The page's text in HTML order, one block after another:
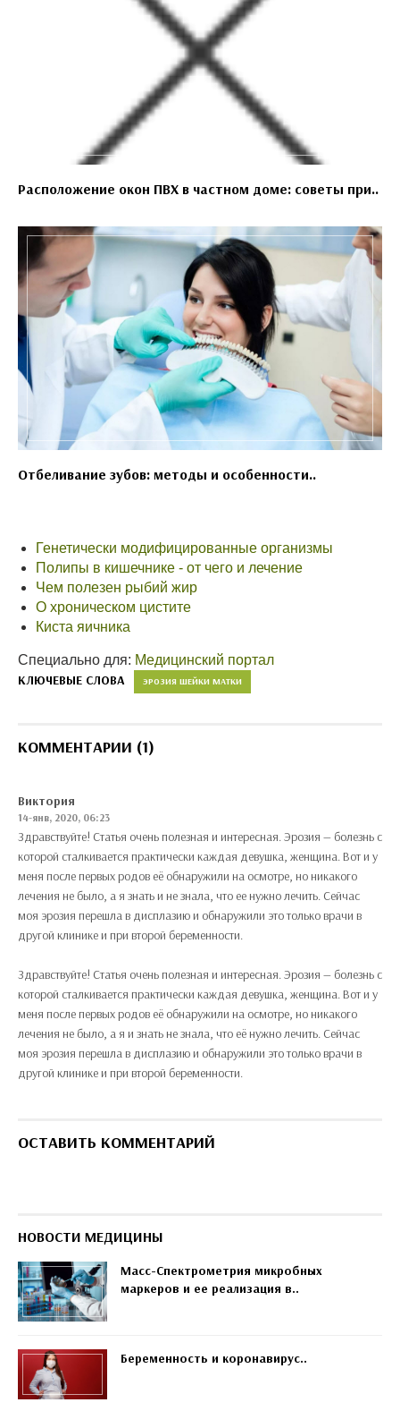
Расположение окон ПВХ в частном доме: советы при..
Отбеливание зубов: методы и особенности..
Генетически модифицированные организмы
Полипы в кишечнике - от чего и лечение
Чем полезен рыбий жир
О хроническом цистите
Киста яичника
Специально для: Медицинский портал
КЛЮЧЕВЫЕ СЛОВА ЭРОЗИЯ ШЕЙКИ МАТКИ
КОММЕНТАРИИ (1)
Виктория
14-янв, 2020, 06:23
Здравствуйте! Статья очень полезная и интересная. Эрозия — болезнь с
которой сталкивается практически каждая девушка, женщина. Вот и у
меня после первых родов её обнаружили на осмотре, но никакого
лечения не было, а я знать и не знала, что ее нужно лечить. Сейчас
моя эрозия перешла в дисплазию и обнаружили это только врачи в
другой клинике и при второй беременности.
Здравствуйте! Статья очень полезная и интересная. Эрозия — болезнь с
которой сталкивается практически каждая девушка, женщина. Вот и у
меня после первых родов её обнаружили на осмотре, но никакого
лечения не было, а я и знать не знала, что её нужно лечить. Сейчас
моя эрозия перешла в дисплазию и обнаружили это только врачи в
другой клинике и при второй беременности.
ОСТАВИТЬ КОММЕНТАРИЙ
НОВОСТИ МЕДИЦИНЫ
Масс-Спектрометрия микробных
маркеров и ее реализация в..
Беременность и коронавирус..